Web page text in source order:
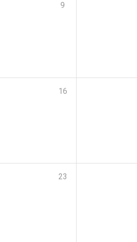
9
16
23